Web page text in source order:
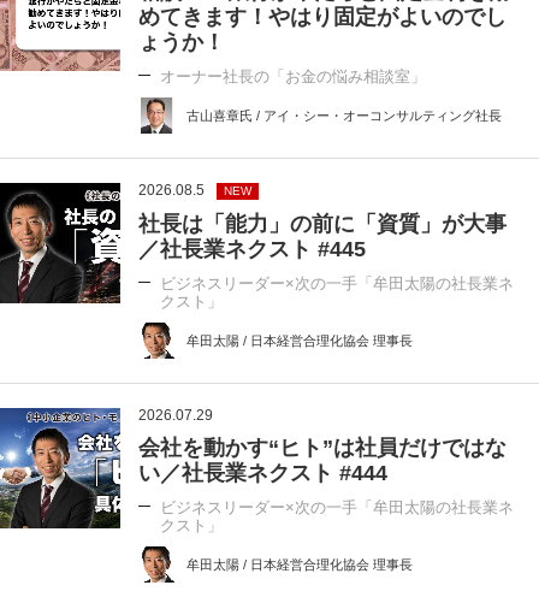
めてきます！やはり固定がよいのでし
ょうか！
オーナー社長の「お金の悩み相談室」
古山喜章氏 / アイ・シー・オーコンサルティング社長
2026.08.5 NEW
社長は「能力」の前に「資質」が大事
／社長業ネクスト #445
ビジネスリーダー×次の一手「牟田太陽の社長業ネ
クスト」
牟田太陽 / 日本経営合理化協会 理事長
2026.07.29
会社を動かす“ヒト”は社員だけではな
い／社長業ネクスト #444
ビジネスリーダー×次の一手「牟田太陽の社長業ネ
クスト」
牟田太陽 / 日本経営合理化協会 理事長